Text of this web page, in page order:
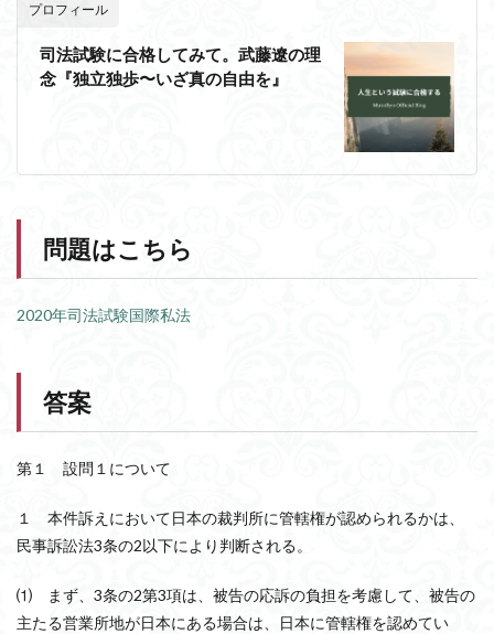
プロフィール
司法試験に合格してみて。武藤遼の理
念『独立独歩〜いざ真の自由を』
問題はこちら
2020年司法試験国際私法
答案
第１ 設問１について
１ 本件訴えにおいて日本の裁判所に管轄権が認められるかは、
民事訴訟法3条の2以下により判断される。
⑴ まず、3条の2第3項は、被告の応訴の負担を考慮して、被告の
主たる営業所地が日本にある場合は、日本に管轄権を認めてい